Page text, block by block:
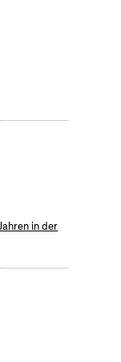
in der